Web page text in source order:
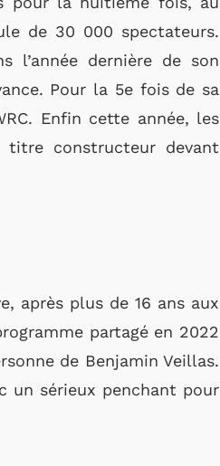
de 30 000 spectateurs.
l’année dernière de son
Pour la 5e fois de sa
Enfin cette année, les
titre constructeur devant
après plus de 16 ans aux
partagé en 2022
de Benjamin Veillas.
un sérieux penchant pour